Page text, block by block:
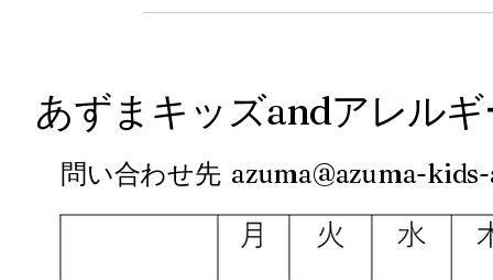
あずまキッズandアレル
問い合わせ先 azuma@azuma-